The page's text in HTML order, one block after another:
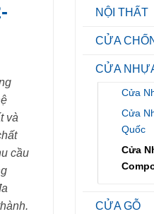
NỘI THẤT
CỬA
CỬA
Cửa
Cửa
Quốc
Cửa
CỬA GỖ
và
cầu